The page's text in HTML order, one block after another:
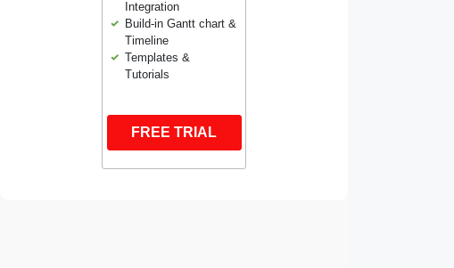
Integration
Build-in Gantt chart &
Timeline
Templates &
Tutorials
FREE TRIAL